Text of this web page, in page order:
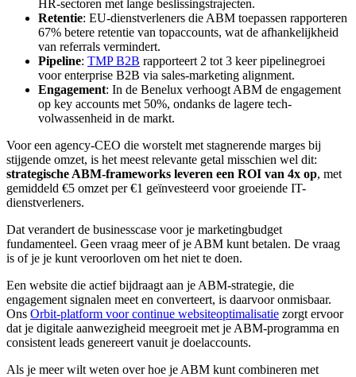
HR-sectoren met lange beslissingstrajecten.
Retentie: EU-dienstverleners die ABM toepassen rapporteren
67% betere retentie van topaccounts, wat de afhankelijkheid
van referrals vermindert.
Pipeline: TMP B2B rapporteert 2 tot 3 keer pipelinegroei
voor enterprise B2B via sales-marketing alignment.
Engagement: In de Benelux verhoogt ABM de engagement
op key accounts met 50%, ondanks de lagere tech-
volwassenheid in de markt.
Voor een agency-CEO die worstelt met stagnerende marges bij
stijgende omzet, is het meest relevante getal misschien wel dit:
strategische ABM-frameworks leveren een ROI van 4x op, met
gemiddeld €5 omzet per €1 geïnvesteerd voor groeiende IT-
dienstverleners.
Dat verandert de businesscase voor je marketingbudget
fundamenteel. Geen vraag meer of je ABM kunt betalen. De vraag
is of je je kunt veroorloven om het niet te doen.
Een website die actief bijdraagt aan je ABM-strategie, die
engagement signalen meet en converteert, is daarvoor onmisbaar.
Ons Orbit-platform voor continue websiteoptimalisatie zorgt ervoor
dat je digitale aanwezigheid meegroeit met je ABM-programma en
consistent leads genereert vanuit je doelaccounts.
Als je meer wilt weten over hoe je ABM kunt combineren met